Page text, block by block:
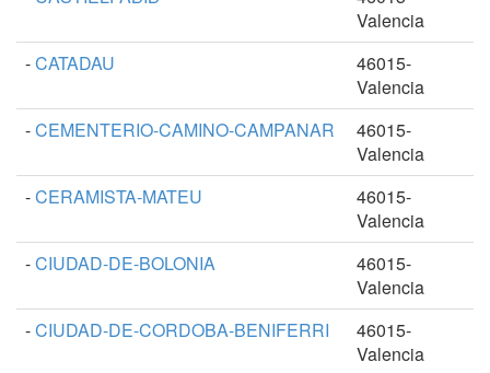
Valencia
-CATADAU
46015-
Valencia
-CEMENTERIO-CAMINO-CAMPANAR
46015-
Valencia
-CERAMISTA-MATEU
46015-
Valencia
-CIUDAD-DE-BOLONIA
46015-
Valencia
-CIUDAD-DE-CORDOBA-BENIFERRI
46015-
Valencia